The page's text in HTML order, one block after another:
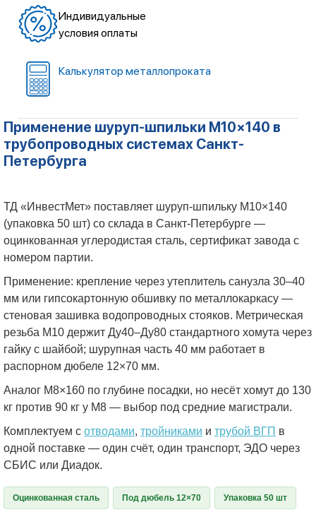
Индивидуальные
условия оплаты
Калькулятор металлопроката
Применение шуруп-шпильки М10×140 в
трубопроводных системах Санкт-
Петербурга
ТД «ИнвестМет» поставляет шуруп-шпильку М10×140
(упаковка 50 шт) со склада в Санкт-Петербурге —
оцинкованная углеродистая сталь, сертификат завода с
номером партии.
Применение: крепление через утеплитель санузла 30–40
мм или гипсокартонную обшивку по металлокаркасу —
стеновая зашивка водопроводных стояков. Метрическая
резьба М10 держит Ду40–Ду80 стандартного хомута через
гайку с шайбой; шурупная часть 40 мм работает в
распорном дюбеле 12×70 мм.
Аналог М8×160 по глубине посадки, но несёт хомут до 130
кг против 90 кг у М8 — выбор под средние магистрали.
Комплектуем с отводами, тройниками и трубой ВГП в
одной поставке — один счёт, один транспорт, ЭДО через
СБИС или Диадок.
Оцинкованная сталь Под дюбель 12×70 Упаковка 50 шт